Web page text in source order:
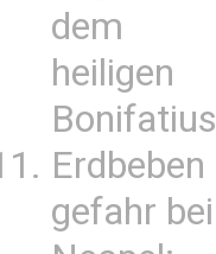
dem
heiligen
Bonifatius
Erdbeben
gefahr bei